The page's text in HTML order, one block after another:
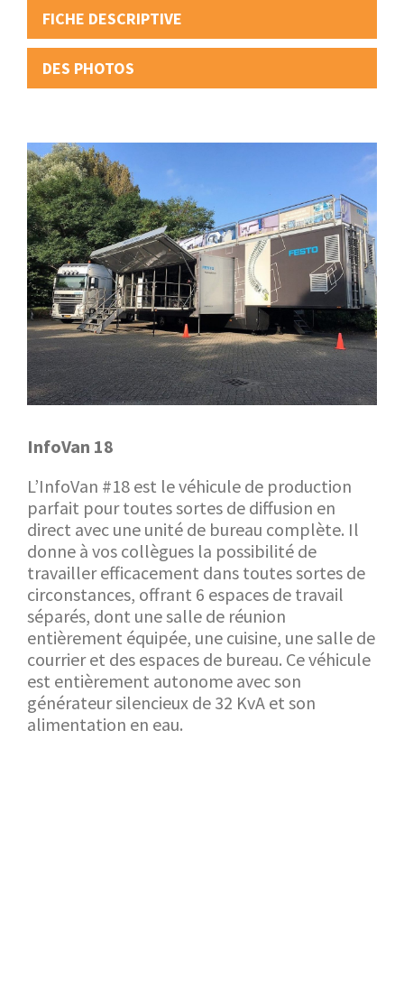
FICHE DESCRIPTIVE
DES PHOTOS
InfoVan 18
L’InfoVan #18 est le véhicule de production
parfait pour toutes sortes de diffusion en
direct avec une unité de bureau complète. Il
donne à vos collègues la possibilité de
travailler efficacement dans toutes sortes de
circonstances, offrant 6 espaces de travail
séparés, dont une salle de réunion
entièrement équipée, une cuisine, une salle de
courrier et des espaces de bureau. Ce véhicule
est entièrement autonome avec son
générateur silencieux de 32 KvA et son
alimentation en eau.